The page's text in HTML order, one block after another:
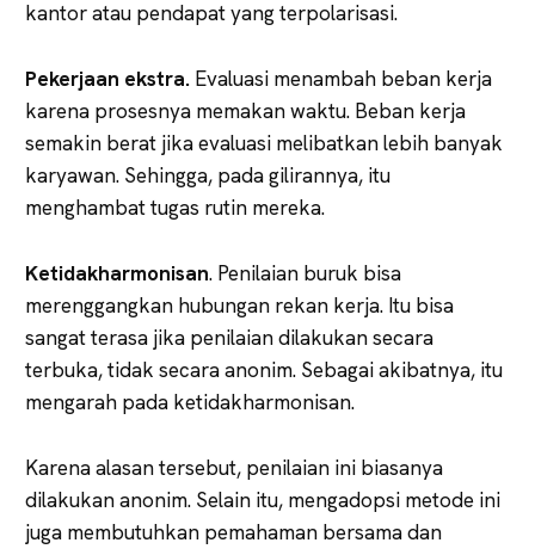
kantor atau pendapat yang terpolarisasi.
Pekerjaan ekstra. Evaluasi menambah beban kerja
karena prosesnya memakan waktu. Beban kerja
semakin berat jika evaluasi melibatkan lebih banyak
karyawan. Sehingga, pada gilirannya, itu
menghambat tugas rutin mereka.
Ketidakharmonisan. Penilaian buruk bisa
merenggangkan hubungan rekan kerja. Itu bisa
sangat terasa jika penilaian dilakukan secara
terbuka, tidak secara anonim. Sebagai akibatnya, itu
mengarah pada ketidakharmonisan.
Karena alasan tersebut, penilaian ini biasanya
dilakukan anonim. Selain itu, mengadopsi metode ini
juga membutuhkan pemahaman bersama dan